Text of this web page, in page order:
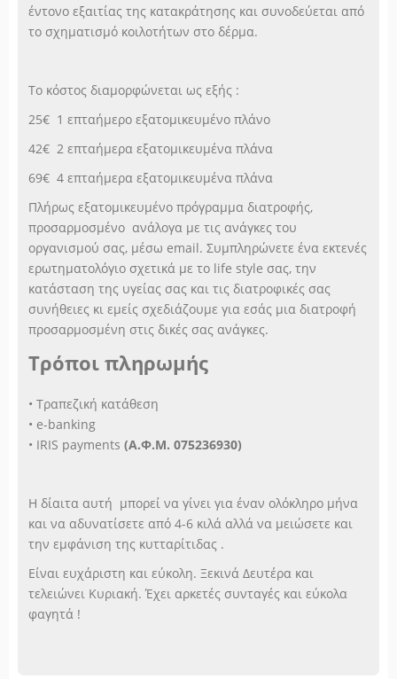
έντονο εξαιτίας της κατακράτησης και συνοδεύεται από
το σχηματισμό κοιλοτήτων στο δέρμα.
Το κόστος διαμορφώνεται ως εξής :
25€ 1 επταήμερο εξατομικευμένο πλάνο
42€ 2 επταήμερα εξατομικευμένα πλάνα
69€ 4 επταήμερα εξατομικευμένα πλάνα
Πλήρως εξατομικευμένο πρόγραμμα διατροφής,
προσαρμοσμένο ανάλογα με τις ανάγκες του
οργανισμού σας, μέσω email. Συμπληρώνετε ένα εκτενές
ερωτηματολόγιο σχετικά με το life style σας, την
κατάσταση της υγείας σας και τις διατροφικές σας
συνήθειες κι εμείς σχεδιάζουμε για εσάς μια διατροφή
προσαρμοσμένη στις δικές σας ανάγκες.
Τρόποι πληρωμής
• Τραπεζική κατάθεση
• e-banking
• IRIS payments (Α.Φ.Μ. 075236930)
Η δίαιτα αυτή μπορεί να γίνει για έναν ολόκληρο μήνα
και να αδυνατίσετε από 4-6 κιλά αλλά να μειώσετε και
την εμφάνιση της κυτταρίτιδας .
Είναι ευχάριστη και εύκολη. Ξεκινά Δευτέρα και
τελειώνει Κυριακή. Έχει αρκετές συνταγές και εύκολα
φαγητά !